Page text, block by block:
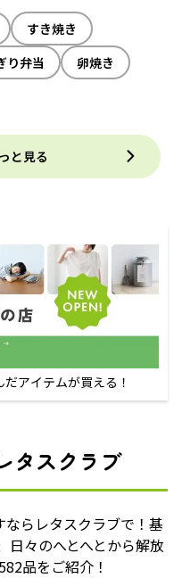
すき焼き
り弁当
卵焼き
と見る
アイテムが買える！
タスクラブ
らレタスクラブで！基
日々のへとへとから解放
品をご紹介！